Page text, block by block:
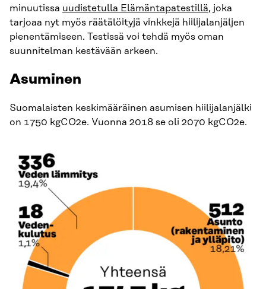
minuutissa uudistetulla Elämäntapatestillä, joka
tarjoaa nyt myös räätälöityjä vinkkejä hiilijalanjäljen
pienentämiseen. Testissä voi tehdä myös oman
suunnitelman kestävään arkeen.
Asuminen
Suomalaisten keskimääräinen asumisen hiilijalanjälki
on 1750 kgCO2e. Vuonna 2018 se oli 2070 kgCO2e.